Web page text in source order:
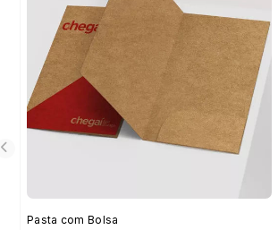
Pasta com Bolsa